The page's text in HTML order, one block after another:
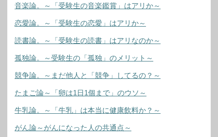
音楽論。～「受験生の音楽鑑賞」はアリか～
恋愛論。～「受験生の恋愛」はアリか～
読書論。～「受験生の読書」はアリなのか～
孤独論。～受験生の「孤独」のメリット～
競争論。～まだ他人と「競争」してるの？～
たまご論～「卵は1日1個まで」のウソ～
牛乳論。～「牛乳」は本当に健康飲料か？～
がん論～がんになった人の共通点～